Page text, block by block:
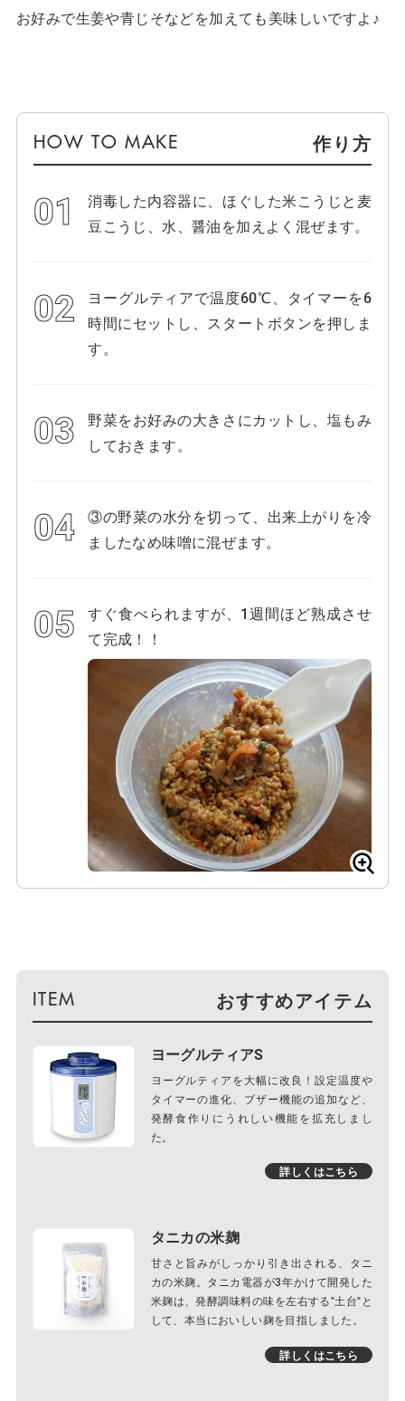
お好みで生姜や青じそなどを加えても美味しいですよ♪
作り方
消毒した内容器に、ほぐした米こうじと麦
豆こうじ、水、醤油を加えよく混ぜます。
ヨーグルティアで温度60℃、タイマーを6
時間にセットし、スタートボタンを押しま
す。
野菜をお好みの大きさにカットし、塩もみ
しておきます。
③の野菜の水分を切って、出来上がりを冷
ましたなめ味噌に混ぜます。
すぐ食べられますが、1週間ほど熟成させ
て完成！！
おすすめアイテム
ヨーグルティアS
ヨーグルティアを大幅に改良！設定温度や
タイマーの進化、ブザー機能の追加など、
発酵食作りにうれしい機能を拡充しまし
た。
詳しくはこちら
タニカの米麹
甘さと旨みがしっかり引き出される、タニ
カの米麹。タニカ電器が3年かけて開発した
米麹は、発酵調味料の味を左右する"土台"と
して、本当においしい麹を目指しました。
詳しくはこちら